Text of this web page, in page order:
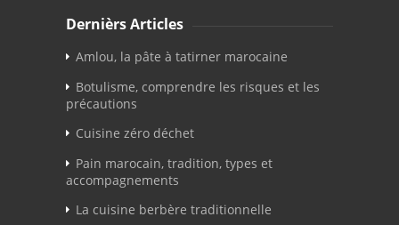
Dernièrs Articles
Amlou, la pâte à tatirner marocaine
Botulisme, comprendre les risques et les
précautions
Cuisine zéro déchet
Pain marocain, tradition, types et
accompagnements
La cuisine berbère traditionnelle